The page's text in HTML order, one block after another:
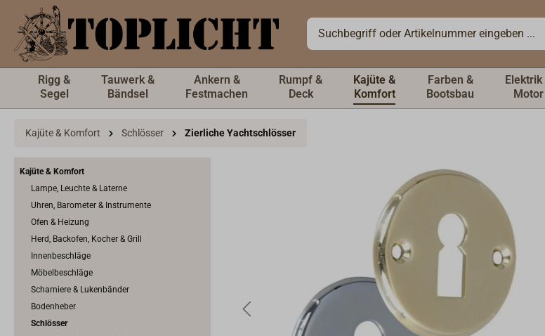
springen
Rigg &
Segel
Tauwerk &
Bändsel
Ankern &
Festmachen
Rumpf &
Deck
Kajüte &
Komfort
Farben &
Bootsbau
Elektrik
Motor
Kajüte & Komfort Schlösser Zierliche Yachtschlösser
Kajüte & Komfort
Lampe, Leuchte & Laterne
Uhren, Barometer & Instrumente
Ofen & Heizung
Herd, Backofen, Kocher & Grill
Innenbeschläge
Möbelbeschläge
Scharniere & Lukenbänder
Bodenheber
Schlösser